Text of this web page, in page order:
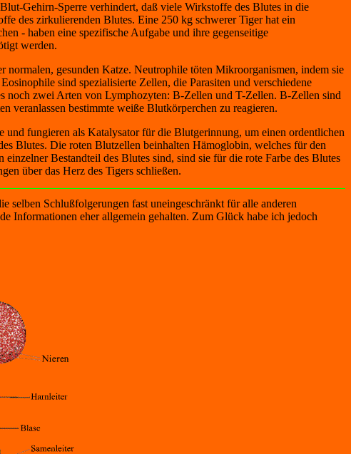
Gehirn-Sperre verhindert, daß viele Wirkstoffe des Blutes in die
des zirkulierenden Blutes. Eine 250 kg schwerer Tiger hat ein
- haben eine spezifische Aufgabe und ihre gegenseitige
werden.
gesunden Katze. Neutrophile töten Mikroorganismen, indem sie
sind spezialisierte Zellen, die Parasiten und verschiedene
noch zwei Arten von Lymphozyten: B-Zellen und T-Zellen. B-Zellen sind
bestimmte weiße Blutkörperchen zu reagieren.
fungieren als Katalysator für die Blutgerinnung, um einen ordentlichen
Blutes. Die roten Blutzellen beinhalten Hämoglobin, welches für den
Bestandteil des Blutes sind, sind sie für die rote Farbe des Blutes
über das Herz des Tigers schließen.
selben Schlußfolgerungen fast uneingeschränkt für alle anderen
Informationen eher allgemein gehalten. Zum Glück habe ich jedoch